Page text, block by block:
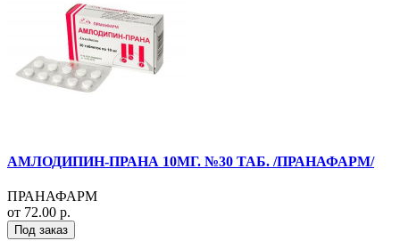
АМЛОДИПИН-ПРАНА 10МГ. №30 ТАБ. /ПРАНАФАРМ/
ПРАНАФАРМ
от 72.00 р.
Под заказ